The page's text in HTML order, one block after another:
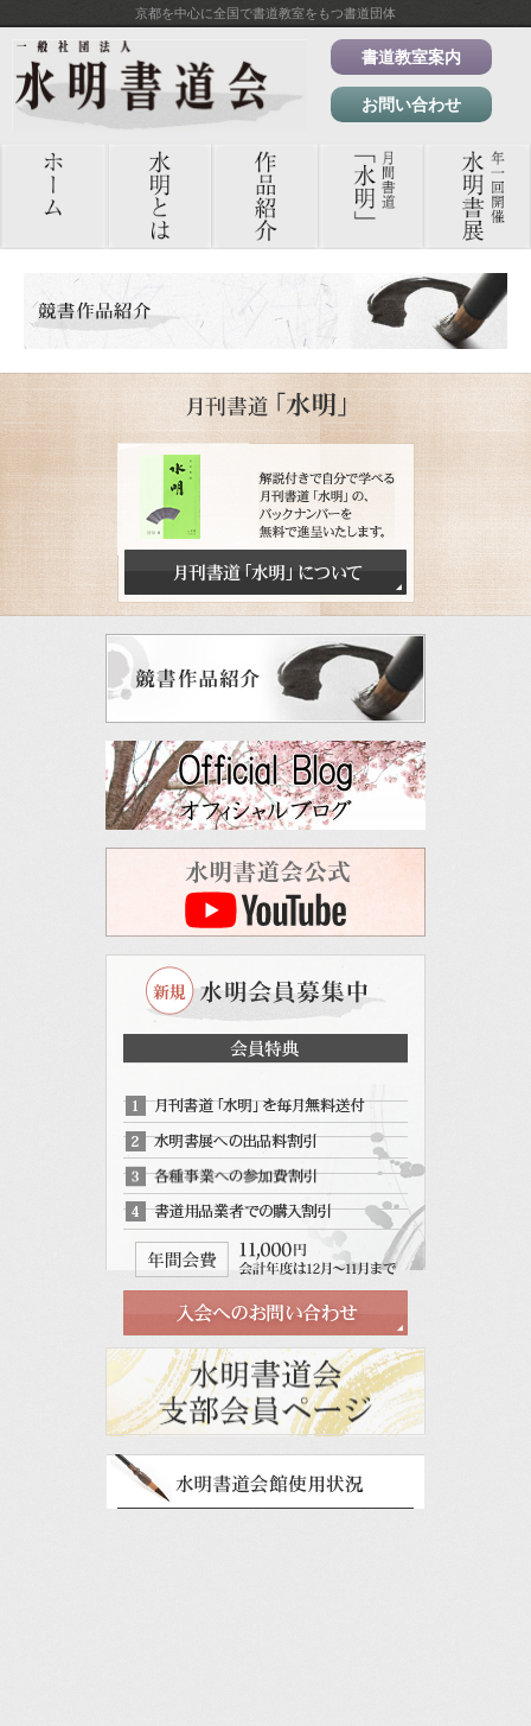
京都を中心に全国で書道教室をもつ書道団体
書道教室案内
お問い合わせ